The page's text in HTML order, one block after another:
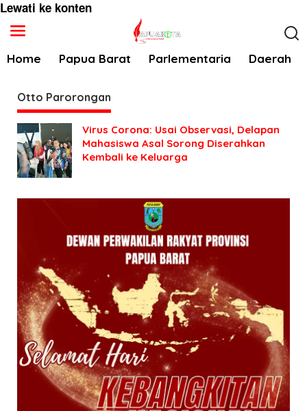
Lewati ke konten
Home Papua Barat Parlementaria Daerah
Otto Parorongan
Virus Corona: Usai Observasi, Delapan
Mahasiswa Asal Sorong Diserahkan
Kembali ke Keluarga